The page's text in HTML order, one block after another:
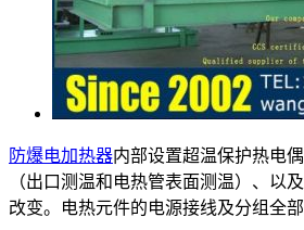
防爆电加热器内部设置超温保护热电
（出口测温和电热管表面测温）、以
改变。电热元件的电源接线及分组全